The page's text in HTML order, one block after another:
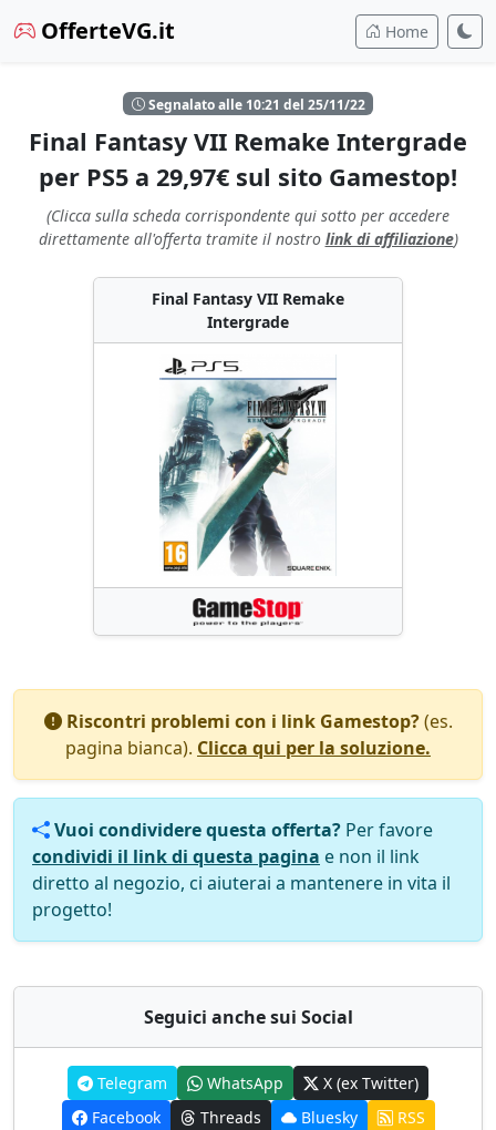
OfferteVG.it Home
Segnalato alle 10:21 del 25/11/22
Final Fantasy VII Remake Intergrade
per PS5 a 29,97€ sul sito Gamestop!
(Clicca sulla scheda corrispondente qui sotto per accedere
direttamente all'offerta tramite il nostro link di affiliazione)
Final Fantasy VII Remake
Intergrade
Riscontri problemi con i link Gamestop?(es.
pagina bianca). Clicca qui per la soluzione.
Vuoi condividere questa offerta? Per favore
condividi il link di questa pagina e non il link
diretto al negozio, ci aiuterai a mantenere in vita il
progetto!
Seguici anche sui Social
Telegram WhatsApp
X (ex Twitter)
Facebook
Threads Bluesky RSS